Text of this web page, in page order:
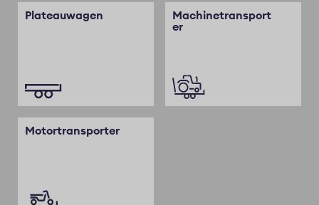
Plateauwagen
Machinetransport
er
Motortransporter